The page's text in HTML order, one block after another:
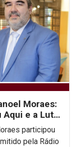
Moraes:
Aqui e a Luta
participou
pela Rádio